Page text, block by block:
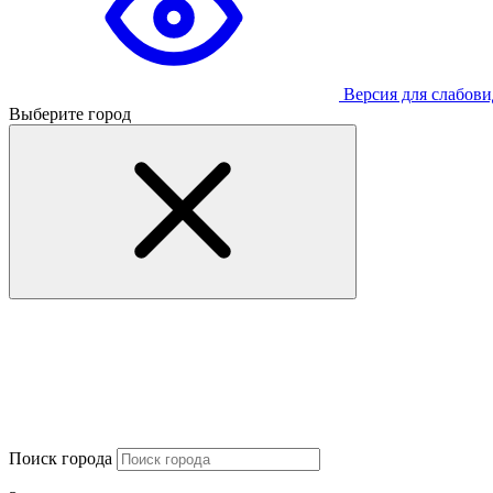
Версия для
Выберите город
Поиск города